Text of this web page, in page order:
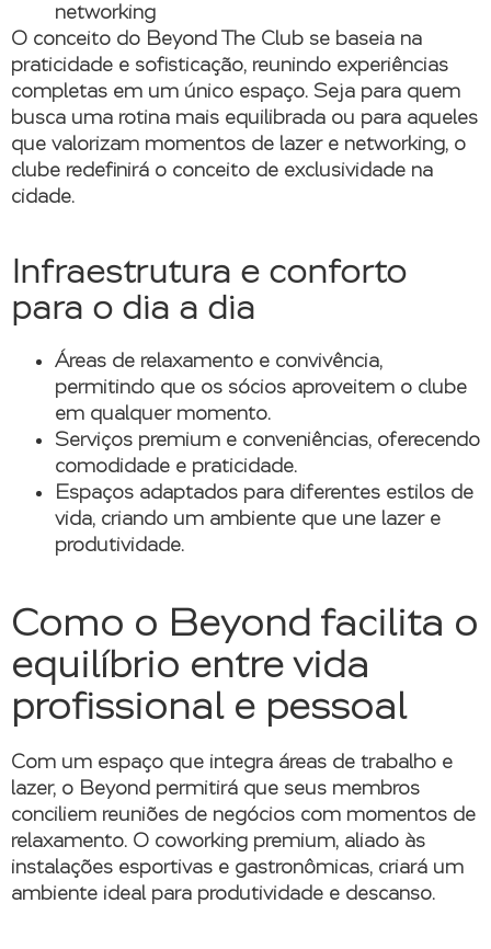
networking
O conceito do Beyond The Club se baseia na
praticidade e sofisticação, reunindo experiências
completas em um único espaço. Seja para quem
busca uma rotina mais equilibrada ou para aqueles
que valorizam momentos de lazer e networking, o
clube redefinirá o conceito de exclusividade na
cidade.
Infraestrutura e conforto
para o dia a dia
Áreas de relaxamento e convivência,
permitindo que os sócios aproveitem o clube
em qualquer momento.
Serviços premium e conveniências, oferecendo
comodidade e praticidade.
Espaços adaptados para diferentes estilos de
vida, criando um ambiente que une lazer e
produtividade.
Como o Beyond facilita o
equilíbrio entre vida
profissional e pessoal
Com um espaço que integra áreas de trabalho e
lazer, o Beyond permitirá que seus membros
conciliem reuniões de negócios com momentos de
relaxamento. O coworking premium, aliado às
instalações esportivas e gastronômicas, criará um
ambiente ideal para produtividade e descanso.